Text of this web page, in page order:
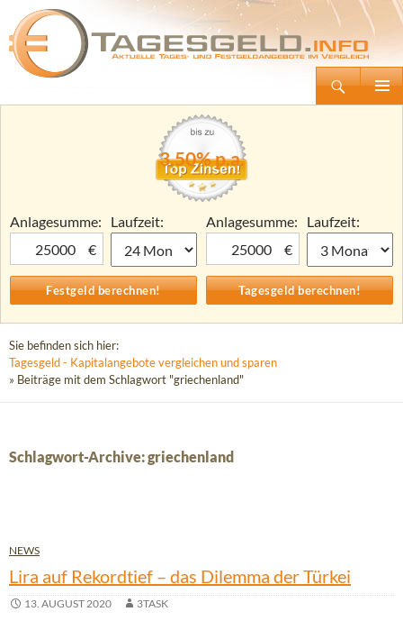
Tagesgeld.info – Tagesgeldkonten vergleichen und Tagesgeld-Zinsen berechnen
Zum
3,50% p.a.
Anlagesumme:
€
Laufzeit:
Anlagesumme:
€
Laufzeit:
Sie befinden sich hier:
Tagesgeld - Kapitalangebote vergleichen und sparen
» Beiträge mit dem Schlagwort "griechenland"
Schlagwort-Archive: griechenland
NEWS
Lira auf Rekordtief – das Dilemma der Türkei
13. AUGUST 2020 3TASK